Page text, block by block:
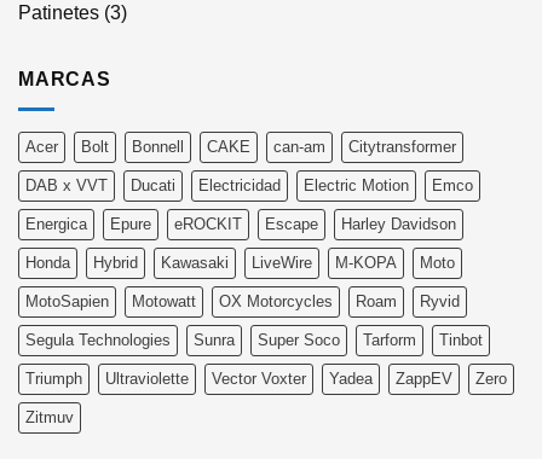
Patinetes (3)
MARCAS
Acer Bolt Bonnell CAKE can-am Citytransformer
DAB x VVT Ducati Electricidad Electric Motion Emco
Energica Epure eROCKIT Escape Harley Davidson
Honda Hybrid Kawasaki LiveWire M-KOPA Moto
MotoSapien Motowatt OX Motorcycles Roam Ryvid
Segula Technologies Sunra Super Soco Tarform Tinbot
Triumph Ultraviolette Vector Voxter Yadea ZappEV Zero
Zitmuv